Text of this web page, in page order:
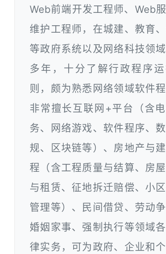
Web前端开发工程师、Web
维护工程师，在城建、教育
等政府系统以及网络科技领
多年，十分了解行政程序
则，颇为熟悉网络领域软件程
非常擅长互联网+平台（含
务、网络游戏、软件程序、
规、区块链等）、房地产与
程（含工程质量与结算、房
与租赁、征地拆迁赔偿、小
管理等）、民间借贷、劳动争
婚姻家事、强制执行等领域
律实务，可为政府、企业和